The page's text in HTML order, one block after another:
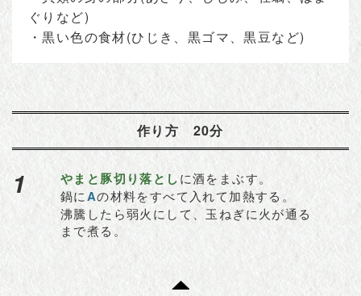
ぐりなど)
・黒い色の食材(ひじき、黒ゴマ、黒豆など)
作り方 20分
1 やまと豚切り落としに酒をまぶす。
鍋にAの材料をすべて入れて加熱する。
沸騰したら弱火にして、玉ねぎに火が通る
まで煮る。